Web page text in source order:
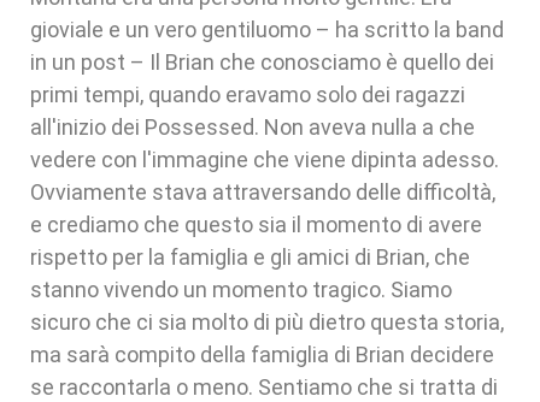
gioviale e un vero gentiluomo – ha scritto la band
in un post – Il Brian che conosciamo è quello dei
primi tempi, quando eravamo solo dei ragazzi
all'inizio dei Possessed. Non aveva nulla a che
vedere con l'immagine che viene dipinta adesso.
Ovviamente stava attraversando delle difficoltà,
e crediamo che questo sia il momento di avere
rispetto per la famiglia e gli amici di Brian, che
stanno vivendo un momento tragico. Siamo
sicuro che ci sia molto di più dietro questa storia,
ma sarà compito della famiglia di Brian decidere
se raccontarla o meno. Sentiamo che si tratta di